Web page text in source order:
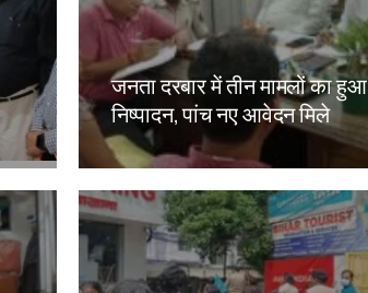
जनता दरबार में तीन मामलों का हुआ
निष्पादन, पांच नए आवेदन मिले
Amit Lekh